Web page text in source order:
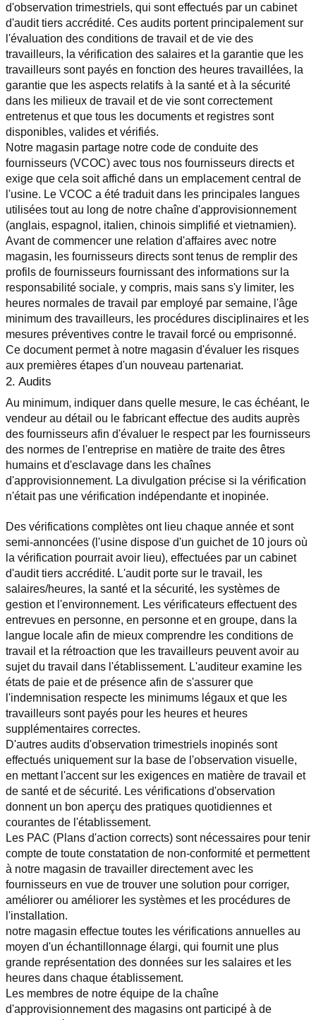
d'observation trimestriels, qui sont effectués par un cabinet
d'audit tiers accrédité. Ces audits portent principalement sur
l'évaluation des conditions de travail et de vie des
travailleurs, la vérification des salaires et la garantie que les
travailleurs sont payés en fonction des heures travaillées, la
garantie que les aspects relatifs à la santé et à la sécurité
dans les milieux de travail et de vie sont correctement
entretenus et que tous les documents et registres sont
disponibles, valides et vérifiés.
Notre magasin partage notre code de conduite des
fournisseurs (VCOC) avec tous nos fournisseurs directs et
exige que cela soit affiché dans un emplacement central de
l'usine. Le VCOC a été traduit dans les principales langues
utilisées tout au long de notre chaîne d'approvisionnement
(anglais, espagnol, italien, chinois simplifié et vietnamien).
Avant de commencer une relation d'affaires avec notre
magasin, les fournisseurs directs sont tenus de remplir des
profils de fournisseurs fournissant des informations sur la
responsabilité sociale, y compris, mais sans s'y limiter, les
heures normales de travail par employé par semaine, l'âge
minimum des travailleurs, les procédures disciplinaires et les
mesures préventives contre le travail forcé ou emprisonné.
Ce document permet à notre magasin d'évaluer les risques
aux premières étapes d'un nouveau partenariat.
2. Audits
Au minimum, indiquer dans quelle mesure, le cas échéant, le
vendeur au détail ou le fabricant effectue des audits auprès
des fournisseurs afin d'évaluer le respect par les fournisseurs
des normes de l'entreprise en matière de traite des êtres
humains et d'esclavage dans les chaînes
d'approvisionnement. La divulgation précise si la vérification
n'était pas une vérification indépendante et inopinée.
Des vérifications complètes ont lieu chaque année et sont
semi-annoncées (l'usine dispose d'un guichet de 10 jours où
la vérification pourrait avoir lieu), effectuées par un cabinet
d'audit tiers accrédité. L'audit porte sur le travail, les
salaires/heures, la santé et la sécurité, les systèmes de
gestion et l'environnement. Les vérificateurs effectuent des
entrevues en personne, en personne et en groupe, dans la
langue locale afin de mieux comprendre les conditions de
travail et la rétroaction que les travailleurs peuvent avoir au
sujet du travail dans l'établissement. L'auditeur examine les
états de paie et de présence afin de s'assurer que
l'indemnisation respecte les minimums légaux et que les
travailleurs sont payés pour les heures et heures
supplémentaires correctes.
D'autres audits d'observation trimestriels inopinés sont
effectués uniquement sur la base de l'observation visuelle,
en mettant l'accent sur les exigences en matière de travail et
de santé et de sécurité. Les vérifications d'observation
donnent un bon aperçu des pratiques quotidiennes et
courantes de l'établissement.
Les PAC (Plans d'action corrects) sont nécessaires pour tenir
compte de toute constatation de non-conformité et permettent
à notre magasin de travailler directement avec les
fournisseurs en vue de trouver une solution pour corriger,
améliorer ou améliorer les systèmes et les procédures de
l'installation.
notre magasin effectue toutes les vérifications annuelles au
moyen d'un échantillonnage élargi, qui fournit une plus
grande représentation des données sur les salaires et les
heures dans chaque établissement.
Les membres de notre équipe de la chaîne
d'approvisionnement des magasins ont participé à de